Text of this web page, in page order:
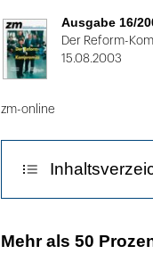
Ausgabe 16/
Der Reform-
15.08.2003
zm-online
Einheitliche
Mehr als 50